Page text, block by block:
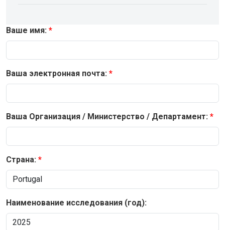
Ваше имя:
Ваша электронная почта:
Ваша Организация / Министерство / Департамент:
Страна:
Наименование исследования (год):